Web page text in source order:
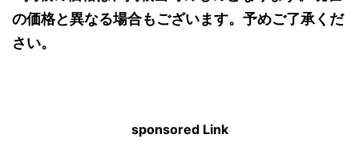
の価格と異なる場合もございます。予めご了承くだ
さい。
sponsored Link